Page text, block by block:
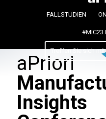
FALLSTUDIEN
#MIC23
Treffen Sie sich
aPriori
Insights